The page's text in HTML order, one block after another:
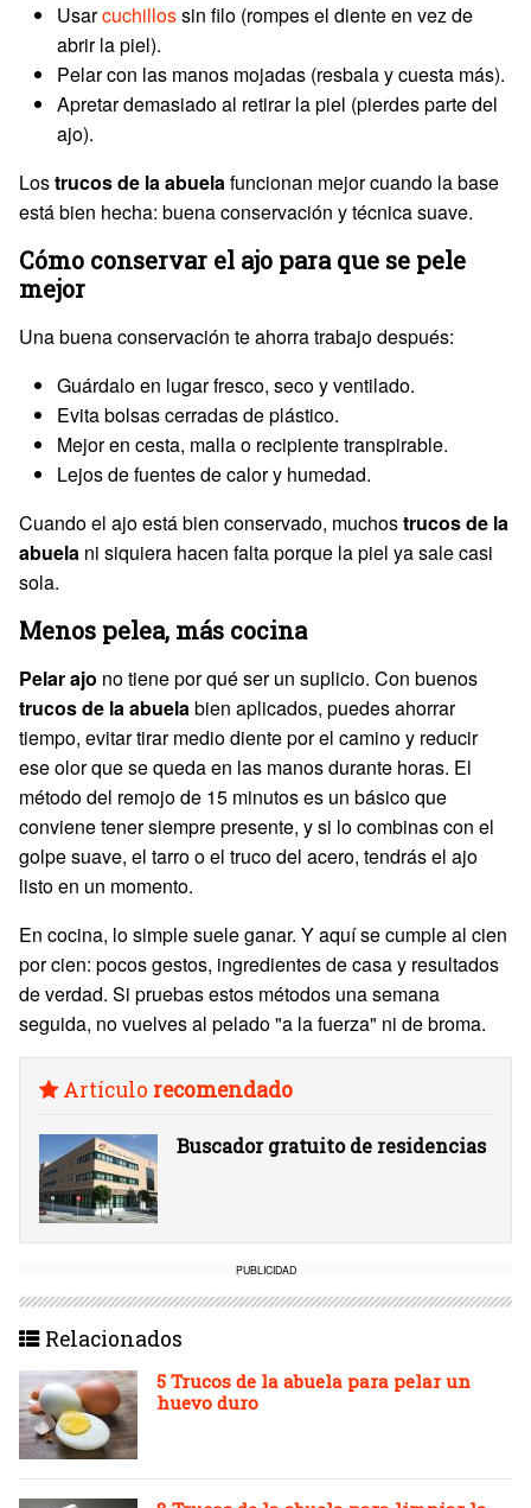
Usarcuchillossin filo (rompes el diente en vez de
abrir la piel).
Pelar con las manos mojadas (resbala y cuesta más).
Apretar demasiado al retirar la piel (pierdes parte del
ajo).
Lostrucos de la abuelafuncionan mejor cuando la base
está bien hecha: buena conservación y técnica suave.
Cómo conservar el ajo para que se pele
mejor
Una buena conservación te ahorra trabajo después:
Guárdalo en lugar fresco, seco y ventilado.
Evita bolsas cerradas de plástico.
Mejor en cesta, malla o recipiente transpirable.
Lejos de fuentes de calor y humedad.
Cuando el ajo está bien conservado, muchostrucos de la
abuela ni siquiera hacen falta porque la piel ya sale casi
sola.
Menos pelea, más cocina
Pelar ajo no tiene por qué ser un suplicio. Con buenos
trucos de la abuelabien aplicados, puedes ahorrar
tiempo, evitar tirar medio diente por el camino y reducir
ese olor que se queda en las manos durante horas. El
método del remojo de 15 minutos es un básico que
conviene tener siempre presente, y si lo combinas con el
golpe suave, el tarro o el truco del acero, tendrás el ajo
listo en un momento.
En cocina, lo simple suele ganar. Y aquí se cumple al cien
por cien: pocos gestos, ingredientes de casa y resultados
de verdad. Si pruebas estos métodos una semana
seguida, no vuelves al pelado "a la fuerza" ni de broma.
Artículo recomendado
Buscador gratuito de residencias
PUBLICIDAD
Relacionados
5 Trucos de la abuela para pelar un
huevo duro